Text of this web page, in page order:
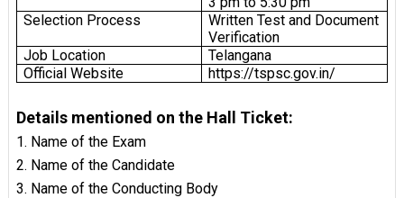
Selection Process
Written Test and Document
Verification
Job Location
Telangana
Official Website
https://tspsc.gov.in/
Details mentioned on the Hall Ticket:
1. Name of the Exam
2. Name of the Candidate
3. Name of the Conducting Body